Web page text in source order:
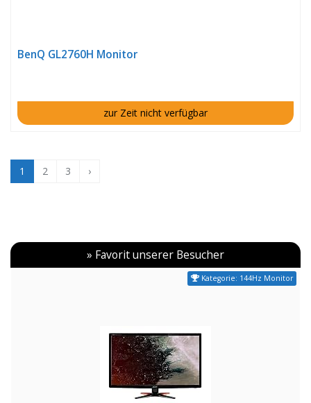
BenQ GL2760H Monitor
zur Zeit nicht verfügbar
1 2 3 ›
» Favorit unserer Besucher
Kategorie: 144Hz Monitor